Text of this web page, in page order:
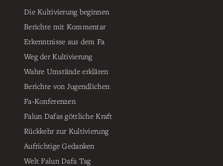
Die Kultivierung beginnen
Berichte mit Kommentar
Erkenntnisse aus dem Fa
Weg der Kultivierung
Wahre Umstände erklären
Berichte von Jugendlichen
Fa-Konferenzen
Falun Dafas göttliche Kraft
Rückkehr zur Kultivierung
Aufrichtige Gedanken
Welt Falun Dafa Tag